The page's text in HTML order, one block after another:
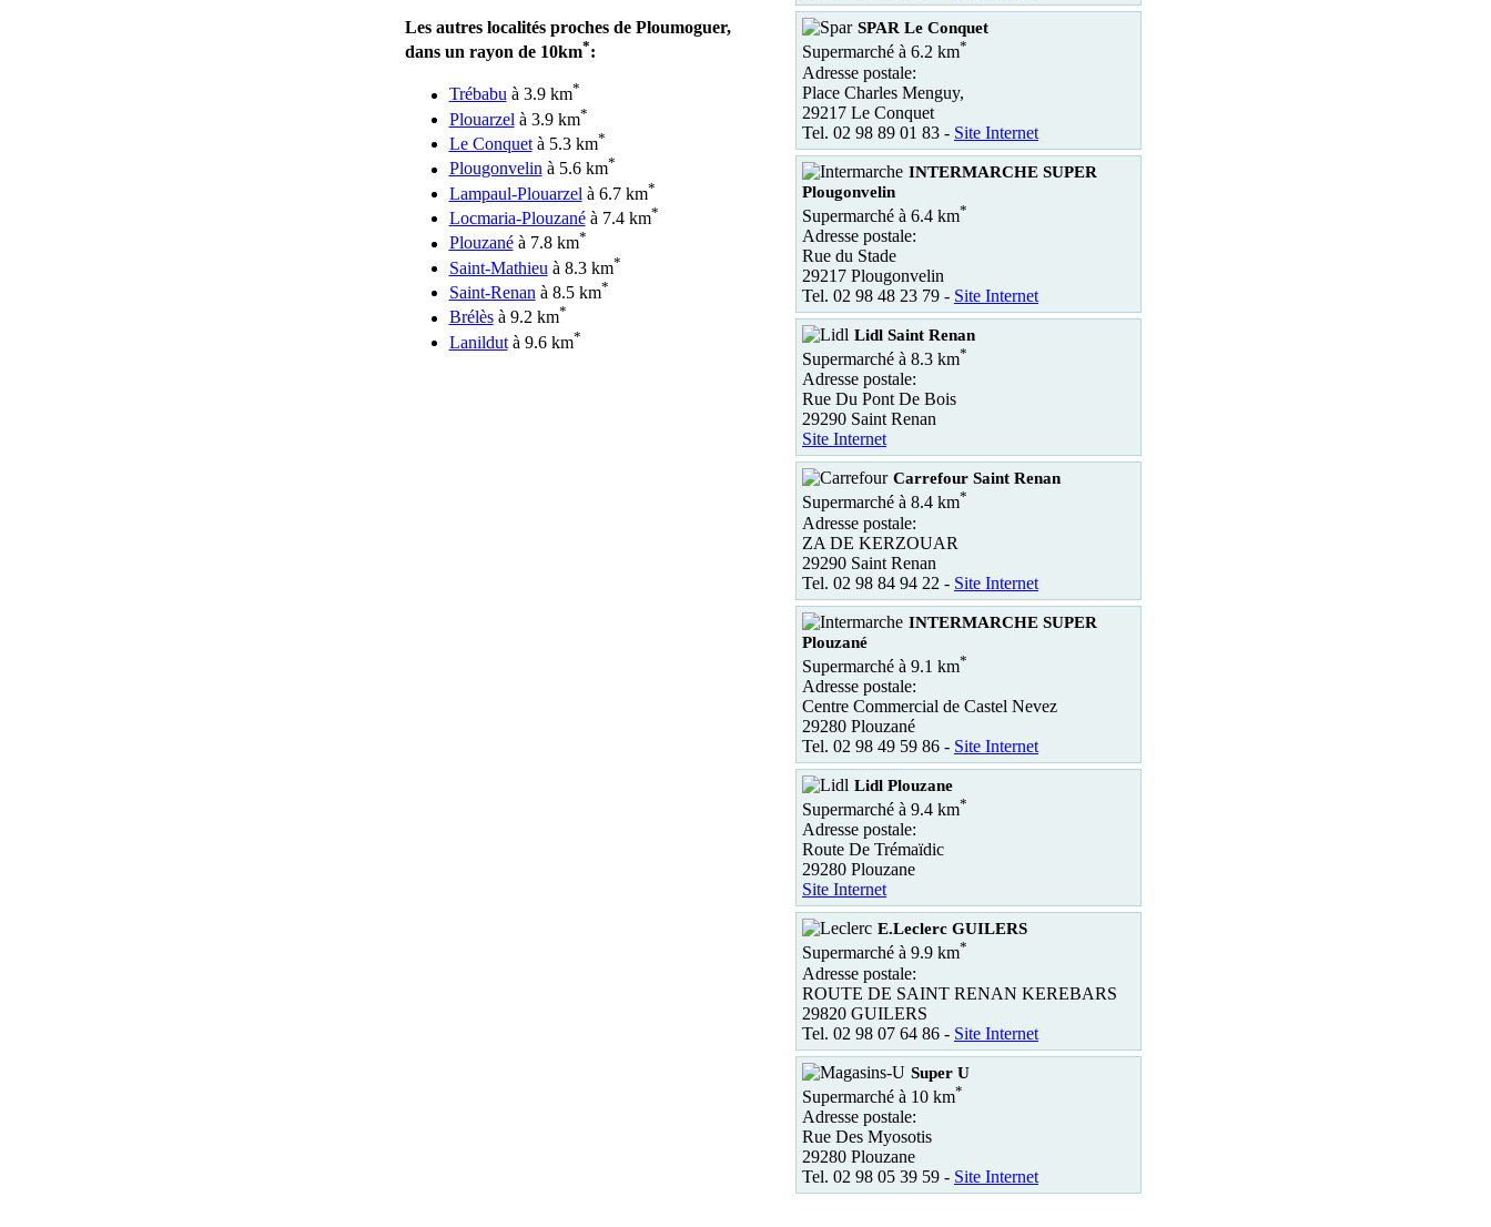
Les autres localités proches de Ploumoguer,
dans un rayon de 10km*:
Trébabuà 3.9 km*
Plouarzel à 3.9 km*
Le Conquetà 5.3 km*
Plougonvelinà 5.6 km*
Lampaul-Plouarzel à 6.7 km*
Locmaria-Plouzanéà 7.4 km*
Plouzanéà 7.8 km*
Saint-Mathieu à 8.3 km*
Saint-Renan à 8.5 km*
Brélèsà 9.2 km*
Lanildutà 9.6 km*
SPAR Le Conquet
Supermarché à 6.2 km*
Adresse postale:
Place Charles Menguy,
29217 Le Conquet
Tel. 02 98 89 01 83 - Site Internet
INTERMARCHE SUPER
Plougonvelin
Supermarché à 6.4 km*
Adresse postale:
Rue du Stade
29217 Plougonvelin
Tel. 02 98 48 23 79 - Site Internet
Lidl Saint Renan
Supermarché à 8.3 km*
Adresse postale:
Rue Du Pont De Bois
29290 Saint Renan
Site Internet
Carrefour Saint Renan
Supermarché à 8.4 km*
Adresse postale:
ZA DE KERZOUAR
29290 Saint Renan
Tel. 02 98 84 94 22 - Site Internet
INTERMARCHE SUPER
Plouzané
Supermarché à 9.1 km*
Adresse postale:
Centre Commercial de Castel Nevez
29280 Plouzané
Tel. 02 98 49 59 86 - Site Internet
Lidl Plouzane
Supermarché à 9.4 km*
Adresse postale:
Route De Trémaïdic
29280 Plouzane
Site Internet
E.Leclerc GUILERS
Supermarché à 9.9 km*
Adresse postale:
ROUTE DE SAINT RENAN KEREBARS
29820 GUILERS
Tel. 02 98 07 64 86 - Site Internet
Super U
Supermarché à 10 km*
Adresse postale:
Rue Des Myosotis
29280 Plouzane
Tel. 02 98 05 39 59 - Site Internet